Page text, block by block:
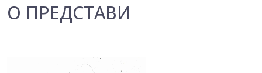
О ПРЕДСТАВИ